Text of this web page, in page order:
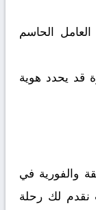
العامل الحاسم
قد يحدد هوية
والفورية في
لك رحلة